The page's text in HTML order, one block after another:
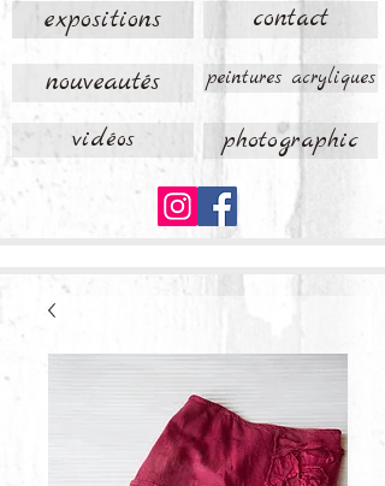
expositions contact
nouveautés peintures acryliques
vidéos photographic